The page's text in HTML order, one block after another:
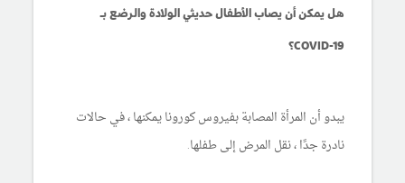
هل يمكن أن يصاب الأطفال حديثي الولادة والرضع بـ
COVID-19؟
يبدو أن المرأة المصابة بفيروس كورونا يمكنها ، في حالات
نادرة جدًا ، نقل المرض إلى طفلها.